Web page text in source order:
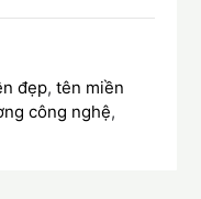
đẹp,tên miền
công nghệ,